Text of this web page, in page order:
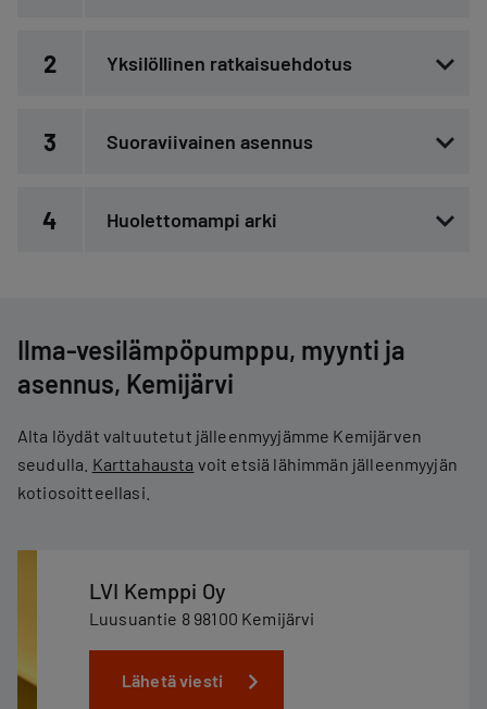
2 Yksilöllinen ratkaisuehdotus
3 Suoraviivainen asennus
4 Huolettomampi arki
Ilma-vesilämpöpumppu, myynti ja
asennus, Kemijärvi
Alta löydät valtuutetut jälleenmyyjämme Kemijärven
seudulla. Karttahausta voit etsiä lähimmän jälleenmyyjän
kotiosoitteellasi.
LVI Kemppi Oy
Luusuantie 8 98100 Kemijärvi
Lähetä viesti